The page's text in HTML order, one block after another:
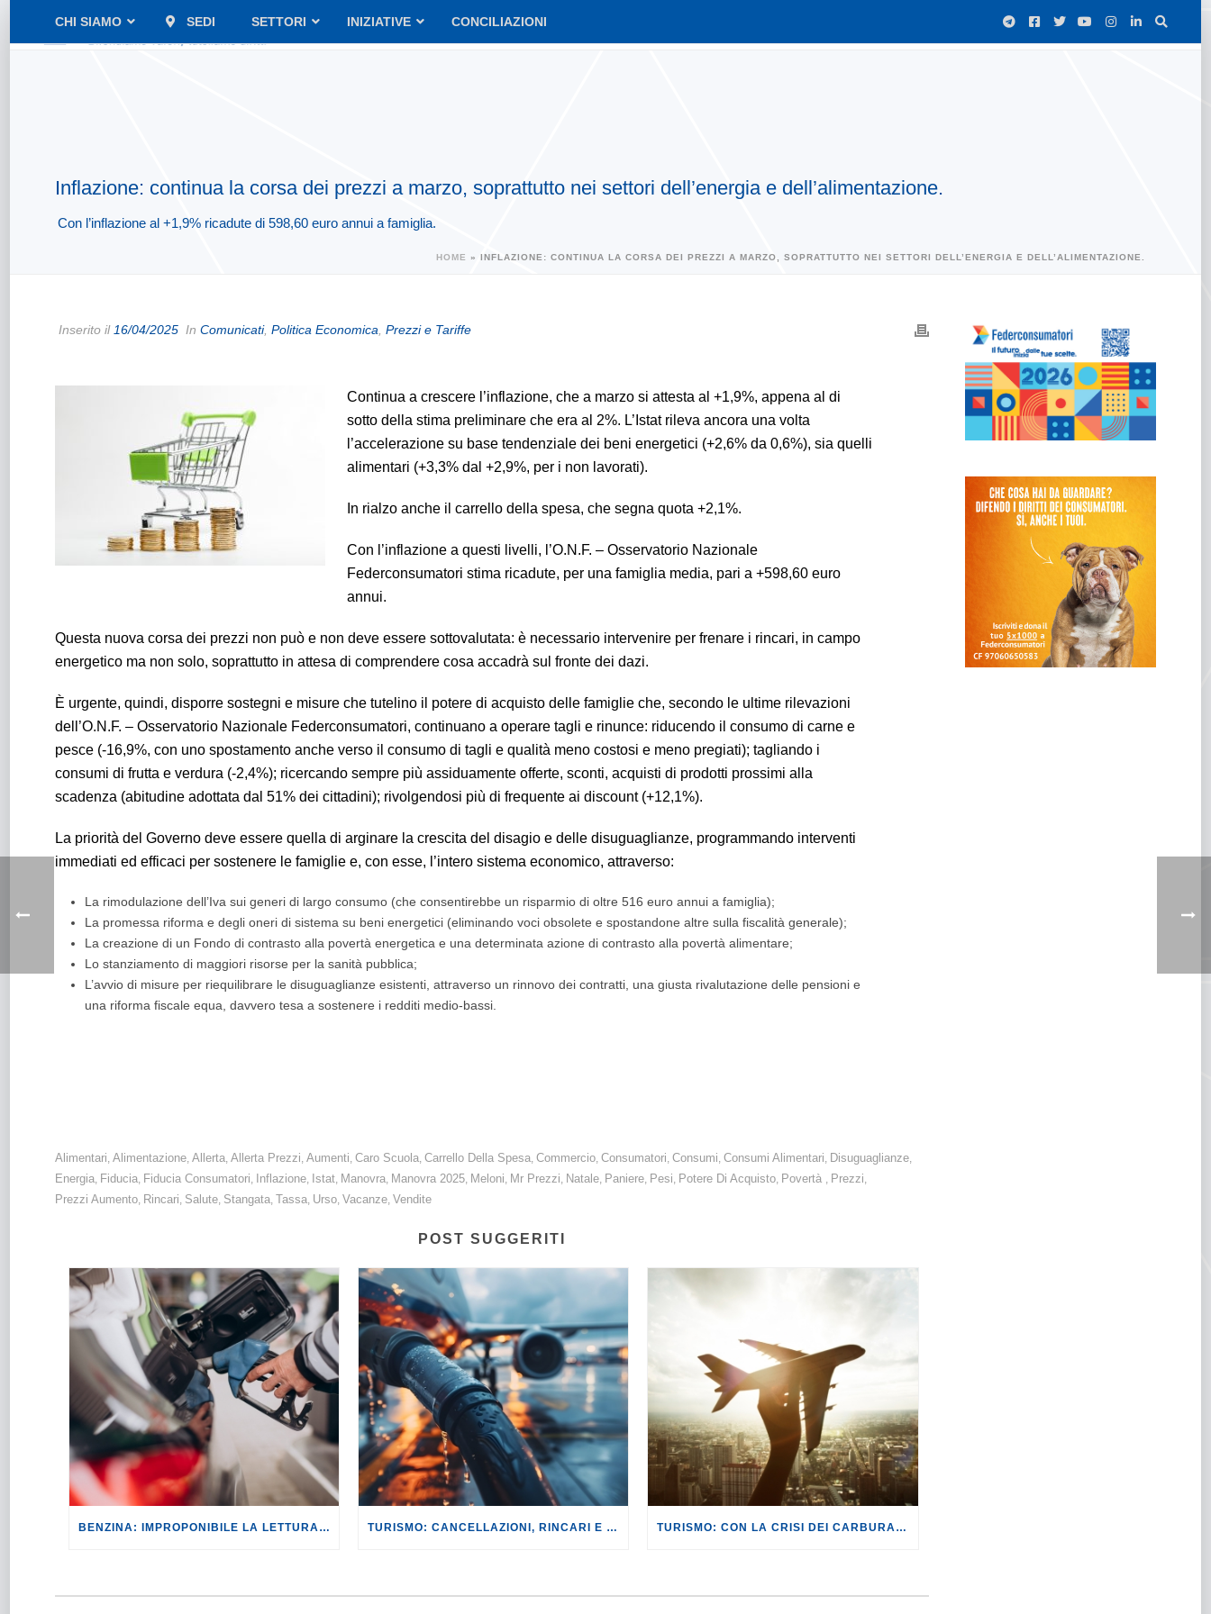
CHI SIAMO SEDI SETTORI INIZIATIVE CONCILIAZIONI
Inflazione: continua la corsa dei prezzi a marzo, soprattutto nei settori dell’energia e dell’alimentazione.
Con l’inflazione al +1,9% ricadute di 598,60 euro annui a famiglia.
HOME » INFLAZIONE: CONTINUA LA CORSA DEI PREZZI A MARZO, SOPRATTUTTO NEI SETTORI DELL’ENERGIA E DELL’ALIMENTAZIONE.
Inserito il 16/04/2025 In Comunicati, Politica Economica Prezzi e Tariffe
Continua a crescere l’inflazione, che a marzo si attesta al +1,9%, appena al di
sotto della stima preliminare che era al 2%. L’Istat rileva ancora una volta
l’accelerazione su base tendenziale dei beni energetici (+2,6% da 0,6%), sia quelli
alimentari (+3,3% dal +2,9%, per i non lavorati).
In rialzo anche il carrello della spesa, che segna quota +2,1%.
Con l’inflazione a questi livelli, l’O.N.F. – Osservatorio Nazionale
Federconsumatori stima ricadute, per una famiglia media, pari a +598,60 euro
annui.
Questa nuova corsa dei prezzi non può e non deve essere sottovalutata: è necessario intervenire per frenare i rincari, in campo
energetico ma non solo, soprattutto in attesa di comprendere cosa accadrà sul fronte dei dazi.
È urgente, quindi, disporre sostegni e misure che tutelino il potere di acquisto delle famiglie che, secondo le ultime rilevazioni
dell’O.N.F. – Osservatorio Nazionale Federconsumatori, continuano a operare tagli e rinunce: riducendo il consumo di carne e
pesce (-16,9%, con uno spostamento anche verso il consumo di tagli e qualità meno costosi e meno pregiati); tagliando i
consumi di frutta e verdura (-2,4%); ricercando sempre più assiduamente offerte, sconti, acquisti di prodotti prossimi alla
scadenza (abitudine adottata dal 51% dei cittadini); rivolgendosi più di frequente ai discount (+12,1%).
La priorità del Governo deve essere quella di arginare la crescita del disagio e delle disuguaglianze, programmando interventi
immediati ed efficaci per sostenere le famiglie e, con esse, l’intero sistema economico, attraverso:
La rimodulazione dell’Iva sui generi di largo consumo (che consentirebbe un risparmio di oltre 516 euro annui a famiglia);
La promessa riforma e degli oneri di sistema su beni energetici (eliminando voci obsolete e spostandone altre sulla fiscalità generale);
La creazione di un Fondo di contrasto alla povertà energetica e una determinata azione di contrasto alla povertà alimentare;
Lo stanziamento di maggiori risorse per la sanità pubblica;
L’avvio di misure per riequilibrare le disuguaglianze esistenti, attraverso un rinnovo dei contratti, una giusta rivalutazione delle pensioni e
una riforma fiscale equa, davvero tesa a sostenere i redditi medio-bassi.
Alimentari, Alimentazione, Allerta, Allerta Prezzi, Aumenti, Caro Scuola, Carrello Della Spesa, Commercio, Consumatori, Consumi, Consumi Alimentari, Disuguaglianze,
Energia, Fiducia, Fiducia Consumatori, Inflazione, Istat, Manovra, Manovra 2025, Meloni, Mr Prezzi, Natale, Paniere, Pesi, Potere Di Acquisto, Povertà , Prezzi,
Prezzi Aumento, Rincari, Salute, Stangata, Tassa, Urso, Vacanze, Vendite
POST SUGGERITI
BENZINA: IMPROPONIBILE LA LETTURA SECONDO CUI PROROGARE IL TAGLIO DELLE ACCISE SIGNIFICA TASSARE TUTTI I CITTADINI. TURISMO: CANCELLAZIONI, RINCARI E MAGGIORAZIONI DI VOLI E PRENOTAZIONI. TURISMO: CON LA CRISI DEI CARBURANTI, VOLI A RISCHIO CANCELLAZIONE O RINCARO.